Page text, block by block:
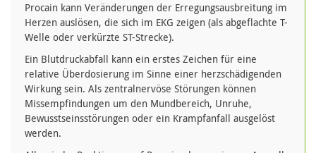
Procain kann Veränderungen der Erregungsausbreitung im
Herzen auslösen, die sich im EKG zeigen (als abgeflachte T-
Welle oder verkürzte ST-Strecke).
Ein Blutdruckabfall kann ein erstes Zeichen für eine
relative Überdosierung im Sinne einer herzschädigenden
Wirkung sein. Als zentralnervöse Störungen können
Missempfindungen um den Mundbereich, Unruhe,
Bewusstseinsstörungen oder ein Krampfanfall ausgelöst
werden.